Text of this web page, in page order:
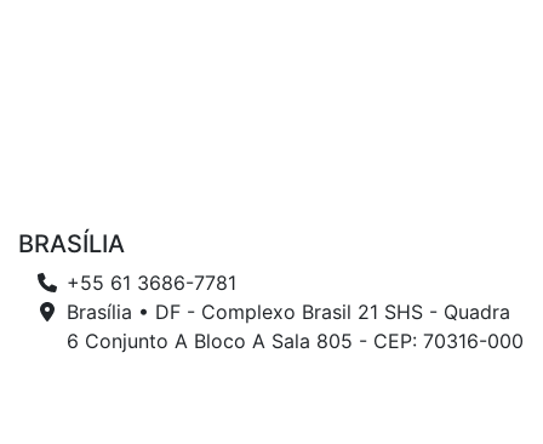
BRASÍLIA
+55 61 3686-7781
Brasília • DF - Complexo Brasil 21 SHS - Quadra
6 Conjunto A Bloco A Sala 805 - CEP: 70316-000